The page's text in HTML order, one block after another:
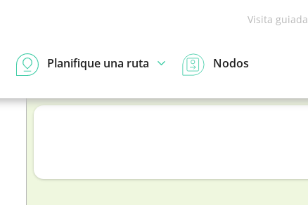
Visita guiada
Planifique una ruta Nodos